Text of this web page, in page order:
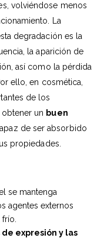
volviéndose menos
La
degradación es la
la aparición de
así como la pérdida
ello, en cosmética,
de los
un buen
de ser absorbido
propiedades.
se mantenga
agentes externos
expresión y las